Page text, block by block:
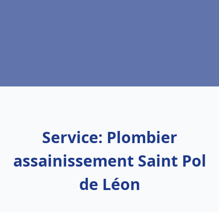
Service: Plombier
assainissement Saint Pol
de Léon